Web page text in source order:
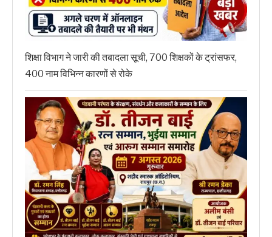
शिक्षा विभाग ने जारी की तबादला सूची, 700 शिक्षकों के ट्रांसफर,
400 नाम विभिन्न कारणों से रोके